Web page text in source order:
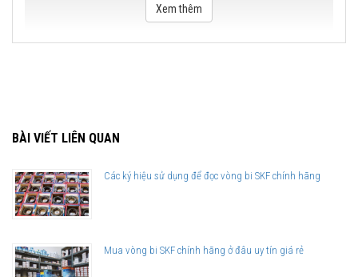
Xem thêm
BÀI VIẾT LIÊN QUAN
Các ký hiệu sử dụng để đọc vòng bi SKF chính hãng
Mua vòng bi SKF chính hãng ở đâu uy tín giá rẻ